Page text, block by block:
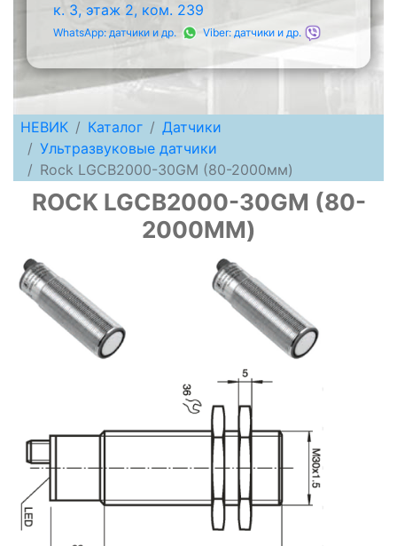
к. 3, этаж 2, ком. 239
WhatsApp: датчики и др. Viber: датчики и др.
НЕВИК Каталог
Датчики
Ультразвуковые датчики
Rock LGCB2000-30GM (80-2000мм)
ROCK LGCB2000-30GM (80-
2000ММ)